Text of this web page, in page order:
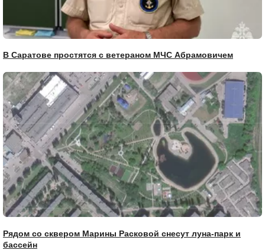
В Саратове простятся с ветераном МЧС Абрамовичем
Рядом со сквером Марины Расковой снесут луна-парк и
бассейн